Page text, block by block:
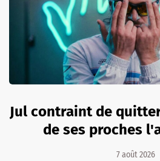
Jul contraint de
de ses proches
7 août 2026